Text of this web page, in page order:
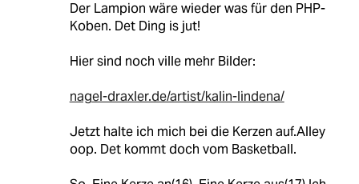
Der Lampion wäre wieder was für den PHP-
Koben. Det Ding is jut!
Hier sind noch ville mehr Bilder:
nagel-draxler.de/artist/kalin-lindena/
Jetzt halte ich mich bei die Kerzen auf.Alley
oop. Det kommt doch vom Basketball.